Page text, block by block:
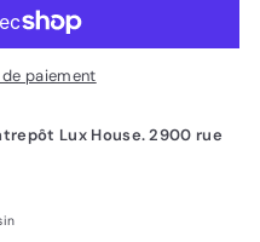
paiement
Lux House. 2900 rue